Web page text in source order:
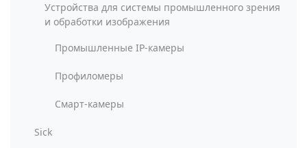
Устройства для системы промышленного зрения
и обработки изображения
Промышленные IP-камеры
Профиломеры
Смарт-камеры
Sick